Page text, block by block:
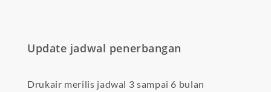
Update jadwal penerbangan
Drukair merilis jadwal 3 sampai 6 bulan